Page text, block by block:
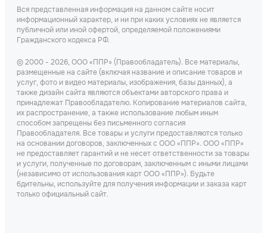
Вся представленная информация на данном сайте носит
информационный характер, и ни при каких условиях не является
публичной или иной офертой, определяемой положениями
Гражданского кодекса РФ.
© 2000 - 2026, ООО «ППР» (Правообладатель). Все материалы,
размещенные на сайте (включая название и описание товаров и
услуг, фото и видео материалы, изображения, базы данных), а
также дизайн сайта являются объектами авторского права и
принадлежат Правообладателю. Копирование материалов сайта,
их распространение, а также использование любым иным
способом запрещены без письменного согласия
Правообладателя. Все товары и услуги предоставляются только
на основании договоров, заключенных с ООО «ППР». ООО «ППР»
не предоставляет гарантий и не несет ответственности за товары
и услуги, полученные по договорам, заключенным с иными лицами
(независимо от использования карт ООО «ППР»). Будьте
бдительны, используйте для получения информации и заказа карт
только официальный сайт.